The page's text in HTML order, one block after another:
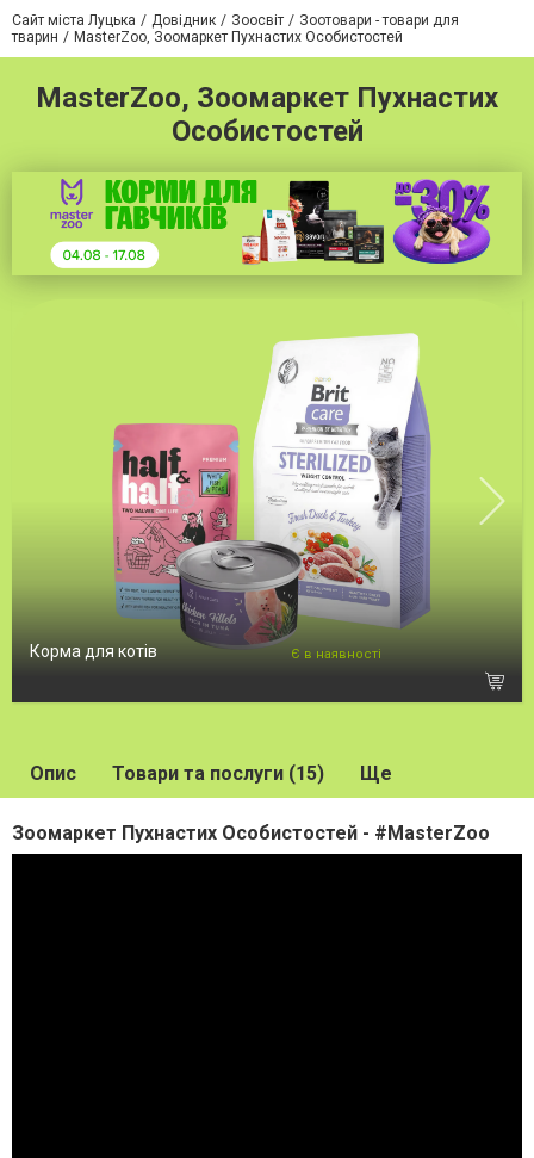
Сайт міста Луцька Довідник Зоосвіт
Зоотовари - товари для
тварин
MasterZoo, Зоомаркет Пухнастих Особистостей
MasterZoo, Зоомаркет Пухнастих
Особистостей
Корма для котів Є в наявності
Опис Товари та послуги (15) Ще
Зоомаркет Пухнастих Особистостей - #MasterZoo